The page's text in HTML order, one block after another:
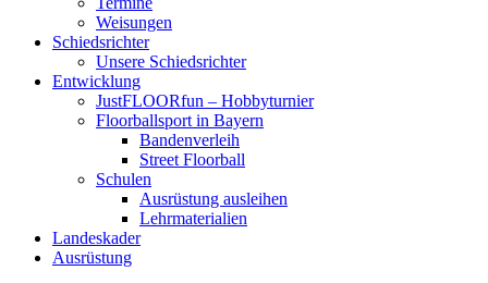
Weisungen
Schiedsrichter
Unsere Schiedsrichter
Entwicklung
JustFLOORfun – Hobbyturnier
Floorballsport in Bayern
Bandenverleih
Street Floorball
Schulen
Ausrüstung ausleihen
Lehrmaterialien
Landeskader
Ausrüstung